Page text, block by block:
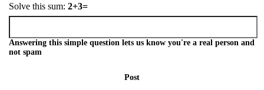
Solve this sum: 2+3=
Answering this simple question lets us know you're a real person and
not spam
Post